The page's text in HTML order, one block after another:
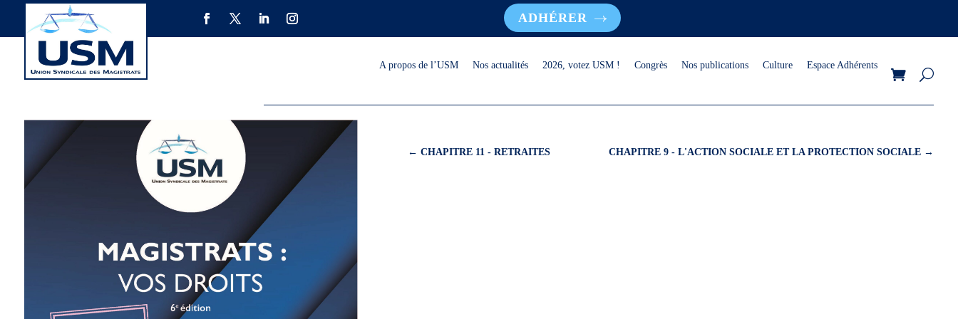
ADHÉRER
A propos de l’USM Nos actualités 2026, votez USM ! Congrès Nos publications Culture Espace Adhérents
←CHAPITRE 11 - RETRAITES CHAPITRE 9 - L'ACTION SOCIALE ET LA PROTECTION SOCIALE →